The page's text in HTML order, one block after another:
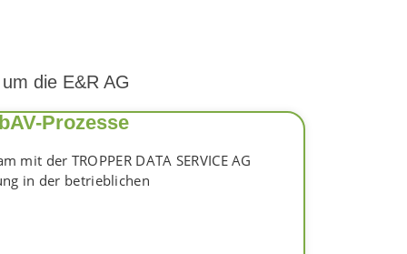
die E&R AG
Prozesse
der TROPPER DATA SERVICE AG
in der betrieblichen